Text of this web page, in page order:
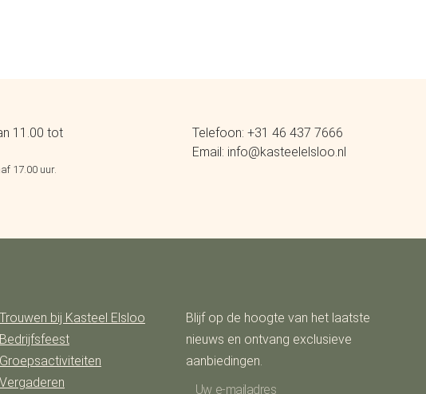
11.00 tot
17.00 uur.
Telefoon: +31 46 437 7666
Email: info@kasteelelsloo.nl
Trouwen bij Kasteel Elsloo
Bedrijfsfeest
Groepsactiviteiten
Vergaderen
Blijf op de hoogte van het laatste
nieuws en ontvang exclusieve
aanbiedingen.